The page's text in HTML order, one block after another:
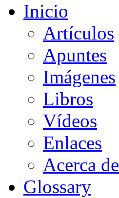
Inicio
Artículos
Apuntes
Imágenes
Libros
Vídeos
Enlaces
Acerca de
Glossary